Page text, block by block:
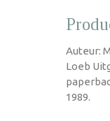
Auteur:
Loeb
1989.